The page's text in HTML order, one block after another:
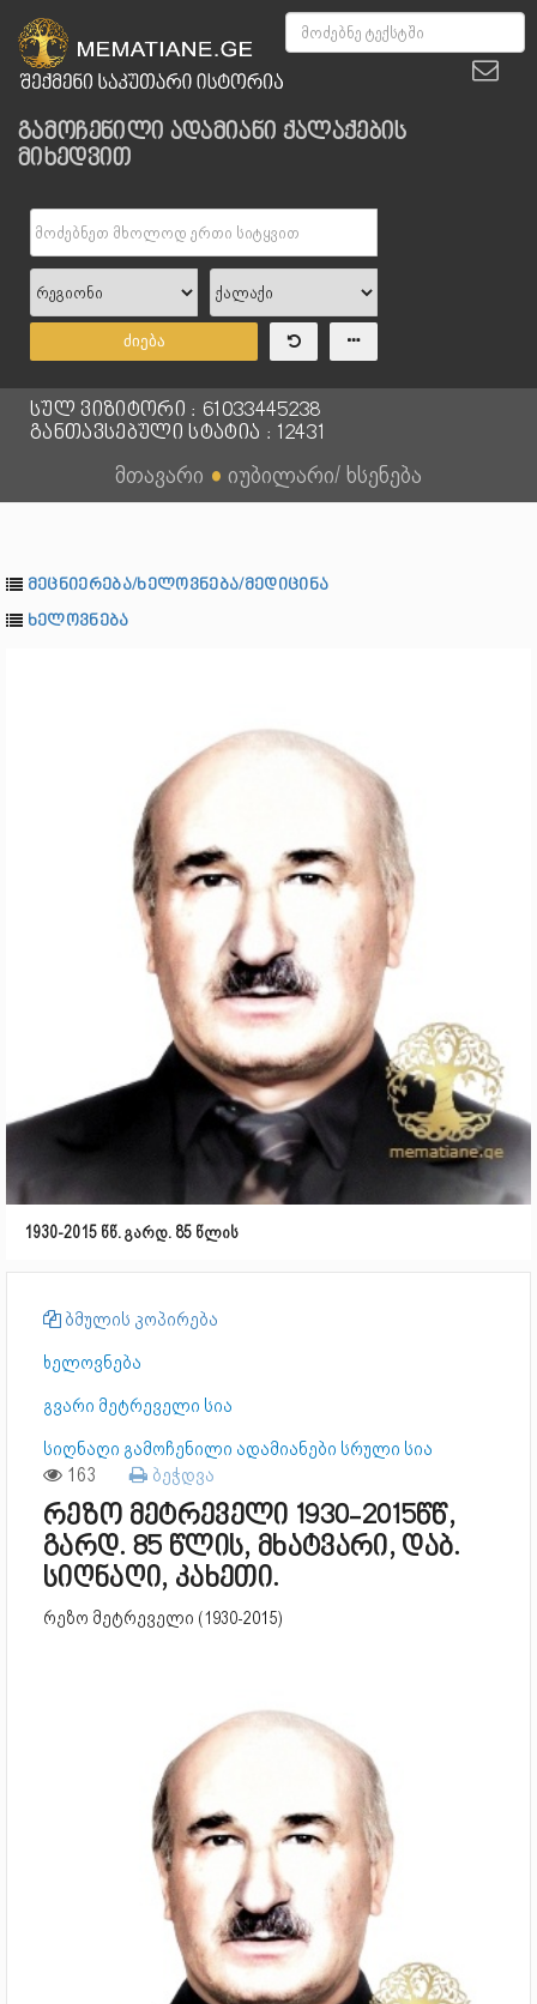
გამოჩენილი ადამიანი ქალაქების
მიხედვით
ძიება
სულ ვიზიტორი : 61033445238
განთავსებული სტატია : 12431
მთავარი ● იუბილარი/ ხსენება
მეცნიერება/ხელოვნება/მედიცინა
ხელოვნება
1930-2015 წწ. გარდ. 85 წლის
ბმულის კოპირება
ხელოვნება
გვარი მეტრეველი სია
სიღნაღი გამოჩენილი ადამიანები სრული სია
163 ბეჭდვა
რეზო მეტრეველი 1930-2015წწ,
გარდ. 85 წლის, მხატვარი, დაბ.
სიღნაღი, კახეთი.
რეზო მეტრეველი (1930-2015)